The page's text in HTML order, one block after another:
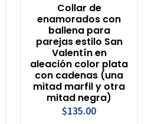
Collar de
enamorados con
ballena para
parejas estilo San
Valentín en
aleación color plata
con cadenas (una
mitad marfil y otra
mitad negra)
$135.00